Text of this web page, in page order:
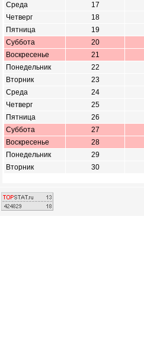
Среда
17
Четверг
18
Пятница
19
Суббота
20
Воскресенье
21
Понедельник
22
Вторник
23
Среда
24
Четверг
25
Пятница
26
Суббота
27
Воскресенье
28
Понедельник
29
Вторник
30